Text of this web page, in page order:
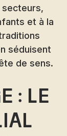
secteurs,
et à la
séduisent
de sens.
: le